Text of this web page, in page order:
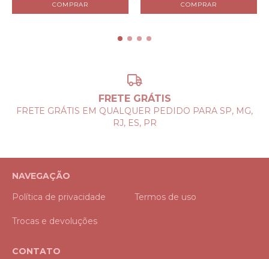
COMPRAR COMPRAR
FRETE GRÁTIS
FRETE GRÁTIS EM QUALQUER PEDIDO PARA SP, MG,
RJ, ES, PR
NAVEGAÇÃO
Política de privacidade
Termos de uso
Trocas e devoluções
CONTATO